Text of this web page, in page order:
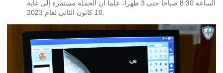
الساعة 8:30 صباحاً حتى 3 ظهراً، علماً أن الحملة مستمرة إلى غاية